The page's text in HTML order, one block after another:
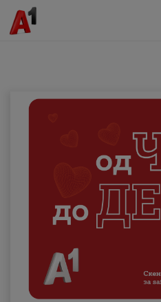
Деловни
Поддршка
Надополни кредит